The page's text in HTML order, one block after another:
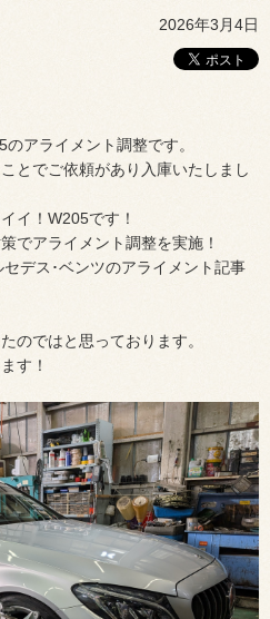
2026年3月4日
アライメント調整です。
とでご依頼があり入庫いたしまし
イ！W205です！
でアライメント調整を実施！
デス･ベンツのアライメント記事
のではと思っております。
す！